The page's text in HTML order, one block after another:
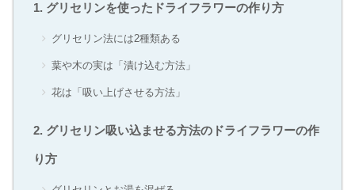
グリセリンを使ったドライフラワーの作り方
グリセリン法には2種類ある
葉や木の実は「漬け込む方法」
花は「吸い上げさせる方法」
グリセリン吸い込ませる方法のドライフラワーの作
り方